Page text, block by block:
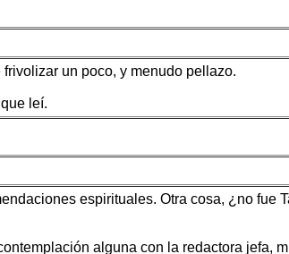
un poco, y menudo pellazo.
leí.
espirituales. Otra cosa, ¿no fue
alguna con la redactora jefa,